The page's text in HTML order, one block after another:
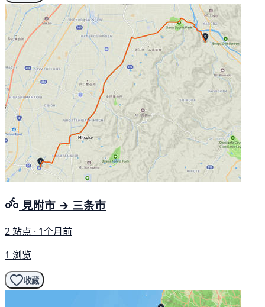
見附市 → 三条市
2 站点 · 1个月前
1 浏览
收藏